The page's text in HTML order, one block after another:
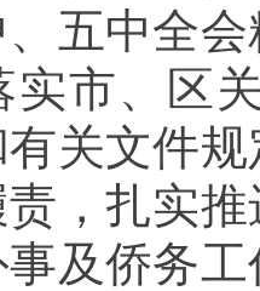
五中全
实市、区
有关文件
，扎实
及侨务